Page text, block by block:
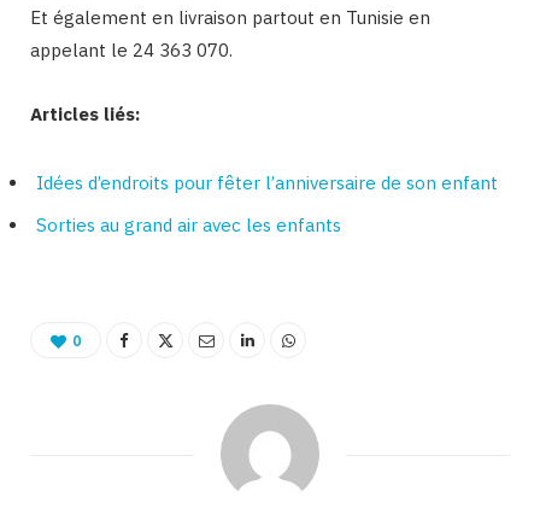
Et également en livraison partout en Tunisie en
appelant le 24 363 070.
Articles liés:
Idées d’endroits pour fêter l’anniversaire de son enfant
Sorties au grand air avec les enfants
0